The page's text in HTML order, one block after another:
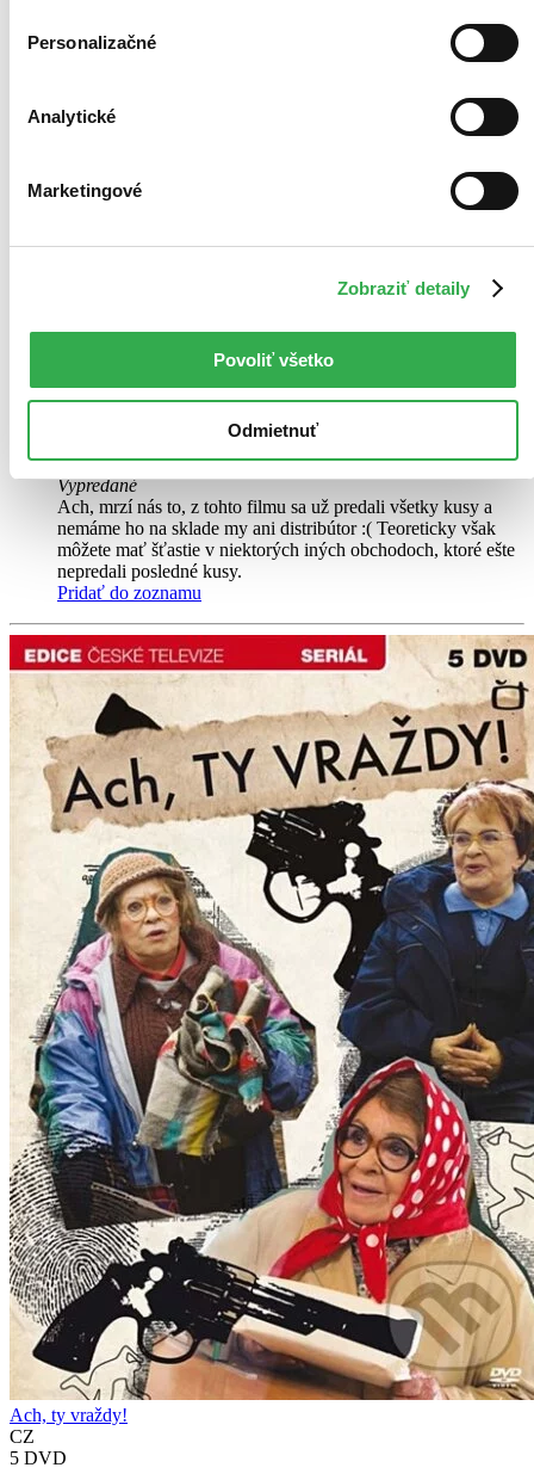
Personalizačné
Analytické
Marketingové
Zobraziť detaily
Povoliť všetko
Odmietnuť
Život je ples
Lenka Vlasáková
Seriál Život je ples vypráví příběhy hrdinů různých generací, kteří se
zaměstnanci. Právě sem nastupuje nová klientka Rozárka Malá
DVD film
Vypredané
Ach, mrzí nás to, z tohto filmu sa už predali všetky kusy a
nemáme ho na sklade my ani distribútor :( Teoreticky však
môžete mať šťastie v niektorých iných obchodoch, ktoré ešte
nepredali posledné kusy.
Pridať do zoznamu
Ach, ty vraždy!
CZ
5 DVD